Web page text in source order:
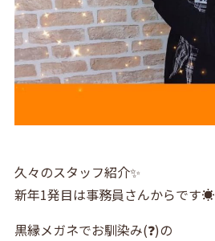
久々のスタッフ紹介✨
新年1発目は事務員さんからです☀️
黒縁メガネでお馴染み(❓)の